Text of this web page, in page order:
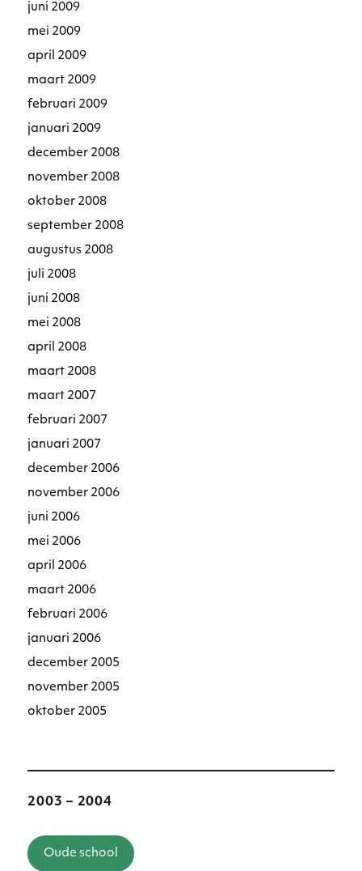
juni 2009
mei 2009
april 2009
maart 2009
februari 2009
januari 2009
december 2008
november 2008
oktober 2008
september 2008
augustus 2008
juli 2008
juni 2008
mei 2008
april 2008
maart 2008
maart 2007
februari 2007
januari 2007
december 2006
november 2006
juni 2006
mei 2006
april 2006
maart 2006
februari 2006
januari 2006
december 2005
november 2005
oktober 2005
2003 – 2004
Oude school